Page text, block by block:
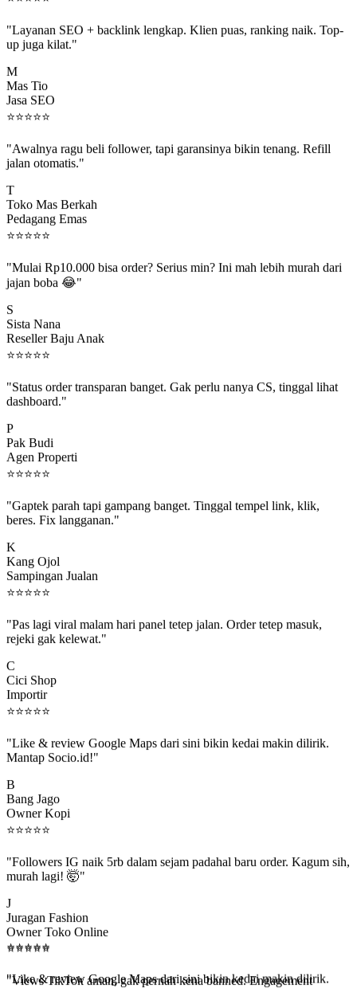
up juga kilat."
Mas Tio
Jasa SEO
⭐⭐⭐⭐⭐
jalan otomatis."
Toko Mas Berkah
Pedagang Emas
⭐⭐⭐⭐⭐
jajan boba 😂"
Sista Nana
Reseller Baju Anak
⭐⭐⭐⭐⭐
dashboard."
Pak Budi
Agen Properti
⭐⭐⭐⭐⭐
beres. Fix langganan."
Kang Ojol
Sampingan Jualan
⭐⭐⭐⭐⭐
rejeki gak kelewat."
Cici Shop
Importir
⭐⭐⭐⭐⭐
Mantap Socio.id!"
Bang Jago
Owner Kopi
⭐⭐⭐⭐ ⭐
murah lagi! 🤯"
Juragan Fashion
Owner Toko Online
⭐⭐⭐⭐ ⭐
beneran naik, algoritma suka."
⭐ ⭐ ⭐ ⭐ ⭐